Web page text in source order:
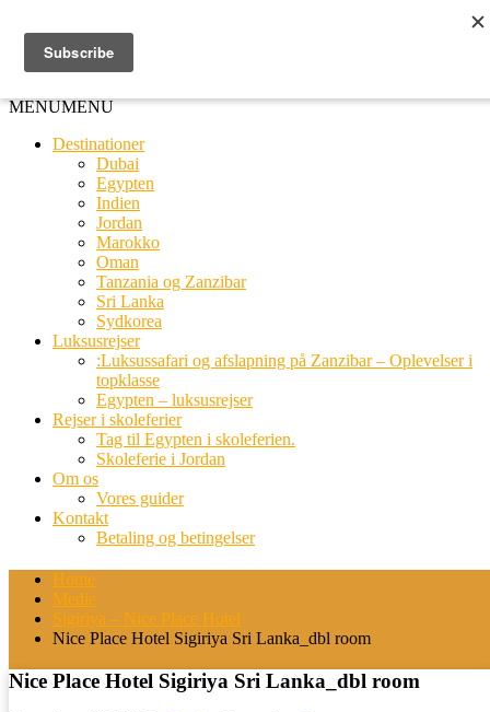
MENUMENU
Destinationer
Dubai
Egypten
Indien
Jordan
Marokko
Oman
Tanzania og Zanzibar
Sri Lanka
Sydkorea
Luksusrejser
:Luksussafari og afslapning på Zanzibar – Oplevelser i
topklasse
Egypten – luksusrejser
Rejser i skoleferier
Tag til Egypten i skoleferien.
Skoleferie i Jordan
Om os
Vores guider
Kontakt
Betaling og betingelser
Home
Medie
Sigiriya – Nice Place Hotel
Nice Place Hotel Sigiriya Sri Lanka_dbl room
Nice Place Hotel Sigiriya Sri Lanka_dbl room